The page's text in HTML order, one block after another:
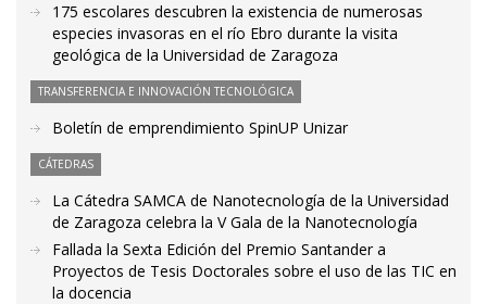
175 escolares descubren la existencia de numerosas
especies invasoras en el río Ebro durante la visita
geológica de la Universidad de Zaragoza
TRANSFERENCIA E INNOVACIÓN TECNOLÓGICA
Boletín de emprendimiento SpinUP Unizar
CÁTEDRAS
La Cátedra SAMCA de Nanotecnología de la Universidad
de Zaragoza celebra la V Gala de la Nanotecnología
Fallada la Sexta Edición del Premio Santander a
Proyectos de Tesis Doctorales sobre el uso de las TIC en
la docencia